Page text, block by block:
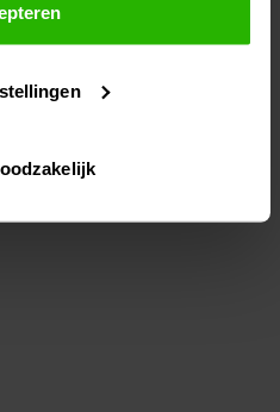
social media en
te plaatsen.
privacybeleid
je ook zelf instellen welke